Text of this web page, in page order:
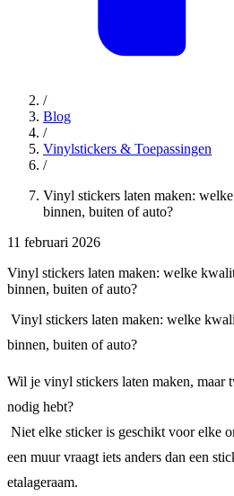
/
Blog
/
Vinylstickers & Toepassingen
/
Vinyl stickers laten maken:
binnen, buiten of auto?
11 februari 2026
Vinyl stickers laten maken: welke
binnen, buiten of auto?
Vinyl stickers laten maken: welke
binnen, buiten of auto?
Wil je vinyl stickers laten maken,
nodig hebt?
Niet elke sticker is geschikt voor elke
een muur vraagt iets anders dan een
etalageraam.